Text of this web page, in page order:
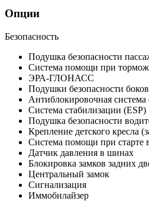
Опции
Безопасность
Подушка безопасности
Система помощи при
ЭРА-ГЛОНАСС
Подушки безопасности
Антиблокировочная
Система стабилизации (ESP)
Подушка безопасности
Крепление детского кресла
Система помощи при старте
Датчик давления в шинах
Блокировка замков задних
Центральный замок
Сигнализация
Иммобилайзер